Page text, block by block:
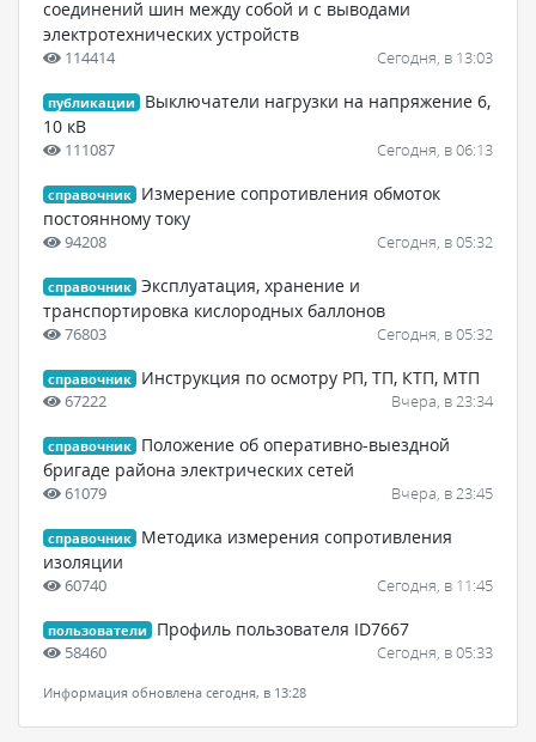
соединений шин между собой и с выводами
электротехнических устройств
114414 Сегодня, в 13:03
публикации
Выключатели нагрузки на напряжение 6,
10 кВ
111087 Сегодня, в 06:13
справочник
Измерение сопротивления обмоток
постоянному току
94208 Сегодня, в 05:32
справочник Эксплуатация, хранение и
транспортировка кислородных баллонов
76803 Сегодня, в 05:32
справочник Инструкция по осмотру РП, ТП, КТП, МТП
67222 Вчера, в 23:34
справочник
Положение об оперативно-выездной
бригаде района электрических сетей
61079 Вчера, в 23:45
справочник
Методика измерения сопротивления
изоляции
60740 Сегодня, в 11:45
пользователи Профиль пользователя ID7667
58460 Сегодня, в 05:33
Информация обновлена сегодня, в 13:28